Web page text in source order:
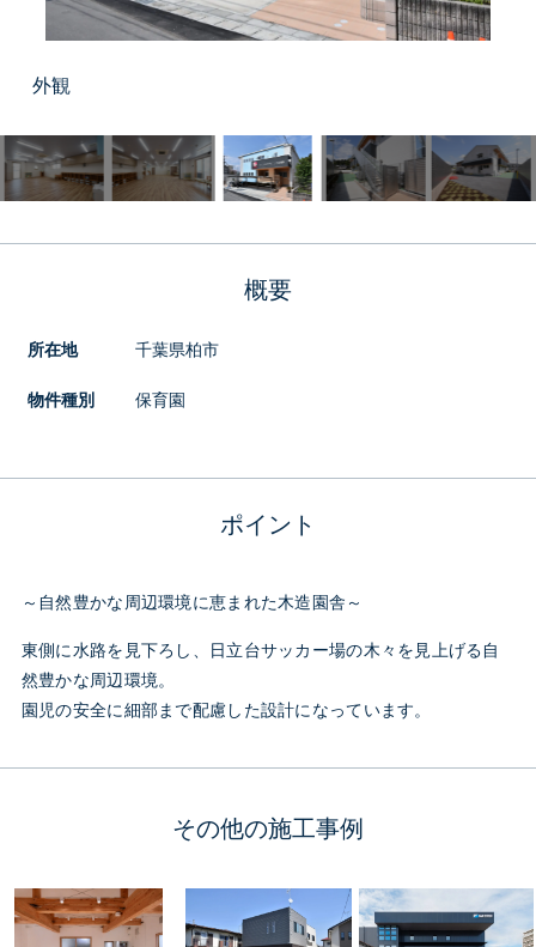
公共建築
商業建築
その他
外観
概要
所在地 千葉県柏市
物件種別 保育園
ポイント
～自然豊かな周辺環境に恵まれた木造園舎～
東側に水路を見下ろし、日立台サッカー場の木々を見上げる自
然豊かな周辺環境。
園児の安全に細部まで配慮した設計になっています。
その他の施工事例